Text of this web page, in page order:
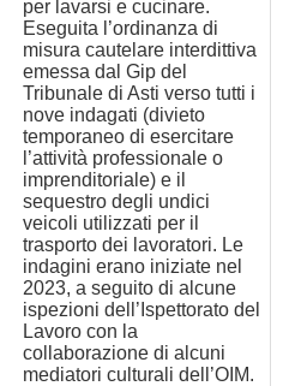
per lavarsi e cucinare.
Eseguita l’ordinanza di
misura cautelare interdittiva
emessa dal Gip del
Tribunale di Asti verso tutti i
nove indagati (divieto
temporaneo di esercitare
l’attività professionale o
imprenditoriale) e il
sequestro degli undici
veicoli utilizzati per il
trasporto dei lavoratori. Le
indagini erano iniziate nel
2023, a seguito di alcune
ispezioni dell’Ispettorato del
Lavoro con la
collaborazione di alcuni
mediatori culturali dell’OIM.